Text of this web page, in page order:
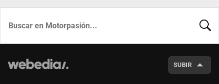
SUBIR